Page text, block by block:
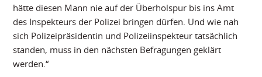
hätte diesen Mann nie auf der Überholspur bis ins Amt
des Inspekteurs der Polizei bringen dürfen. Und wie nah
sich Polizeipräsidentin und Polizeiinspekteur tatsächlich
standen, muss in den nächsten Befragungen geklärt
werden.“